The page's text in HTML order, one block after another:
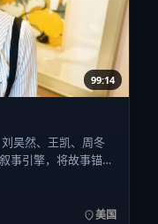
99:14
昊然、王凯、周冬
事引擎，将故事锚定
人物抉择与反转。
，片长122分钟，
美国